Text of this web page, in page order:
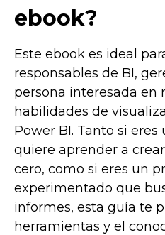
ebook?
Este ebook es ideal
responsables de BI,
persona interesada en
habilidades de
Power BI. Tanto si
quiere aprender a
cero, como si eres un
experimentado que
informes, esta guía te
herramientas y el